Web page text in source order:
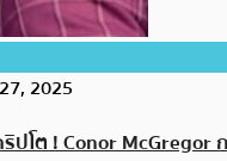
2025
โต ! Conor McGregor